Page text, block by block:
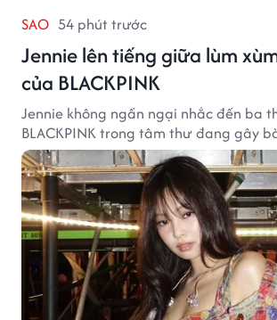
SAO 54 phút trước
Jennie lên tiếng giữa lùm
của BLACKPINK
Jennie không ngần ngại nhắc đến ba
BLACKPINK trong tâm thư đang gây